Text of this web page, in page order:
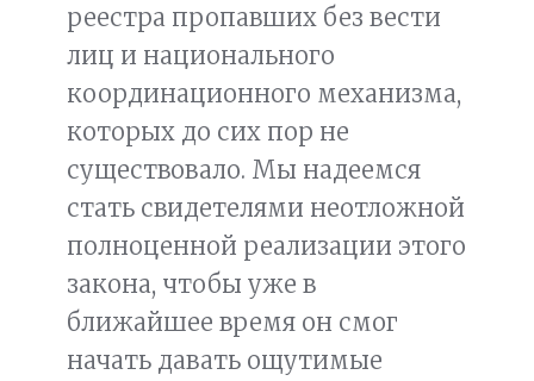
реестра пропавших без вести
лиц и национального
координационного механизма,
которых до сих пор не
существовало. Мы надеемся
стать свидетелями неотложной
полноценной реализации этого
закона, чтобы уже в
ближайшее время он смог
начать давать ощутимые